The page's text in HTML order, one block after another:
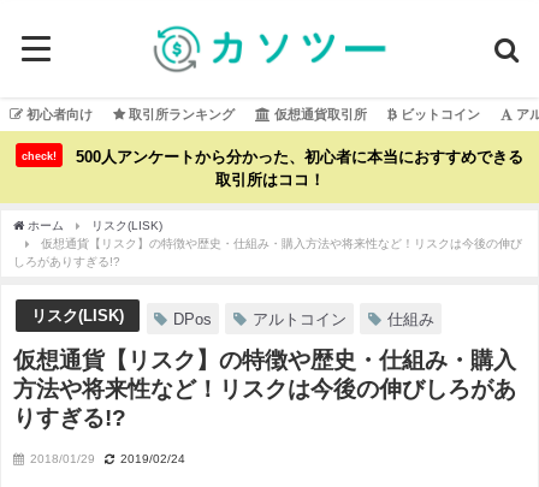
初心者向け 取引所ランキング 仮想通貨取引所 ビットコイン ア
check!
500人アンケートから分かった、初心者に本当におすすめできる
取引所はココ！
ホーム
リスク(LISK)
仮想通貨【リスク】の特徴や歴史・仕組み・購入方法や将来性など！リスクは今後の伸び
しろがありすぎる!?
リスク(LISK) DPos アルトコイン 仕組み
仮想通貨【リスク】の特徴や歴史・仕組み・購入
方法や将来性など！リスクは今後の伸びしろがあ
りすぎる!?
2018/01/29 2019/02/24